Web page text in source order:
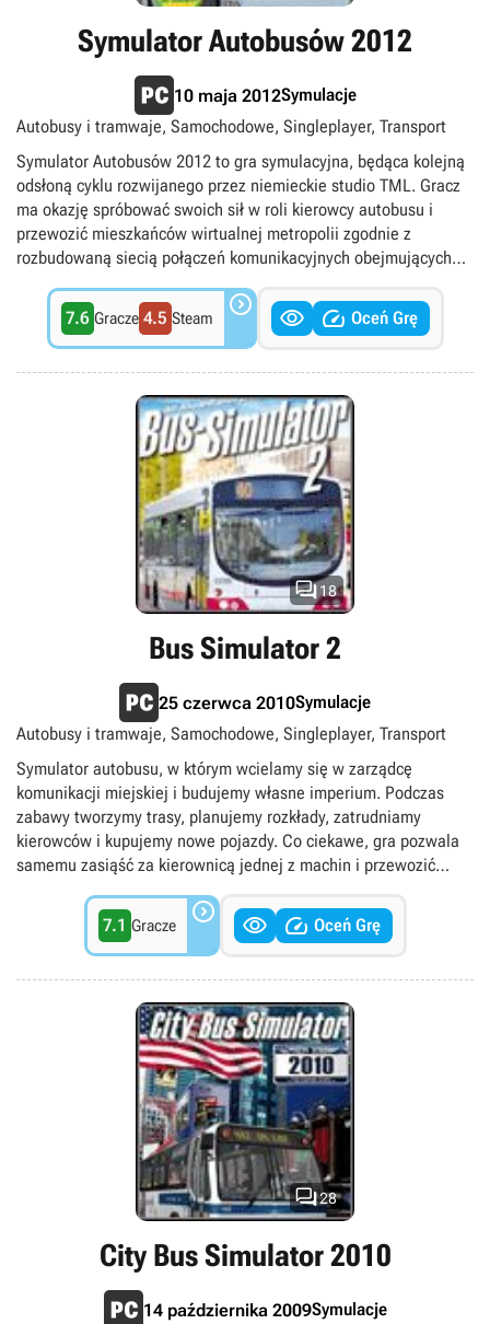
Symulator Autobusów 2012
10 maja 2012Symulacje
Autobusy i tramwaje, Samochodowe, Singleplayer, Transport
Symulator Autobusów 2012 to gra symulacyjna, będąca kolejną
odsłoną cyklu rozwijanego przez niemieckie studio TML. Gracz
ma okazję spróbować swoich sił w roli kierowcy autobusu i
przewozić mieszkańców wirtualnej metropolii zgodnie z
rozbudowaną siecią połączeń komunikacyjnych obejmujących
7.6 Gracze 4.5 Steam    Oceń Grę
18
Bus Simulator 2
25 czerwca 2010Symulacje
Autobusy i tramwaje, Samochodowe, Singleplayer, Transport
Symulator autobusu, w którym wcielamy się w zarządcę
komunikacji miejskiej i budujemy własne imperium. Podczas
zabawy tworzymy trasy, planujemy rozkłady, zatrudniamy
kierowców i kupujemy nowe pojazdy. Co ciekawe, gra pozwala
samemu zasiąść za kierownicą jednej z machin i przewozić
7.1 Gracze    Oceń Grę
28
City Bus Simulator 2010
14 października 2009Symulacje